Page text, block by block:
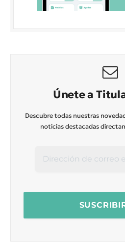
Únete a
Descubre todas nuestras
noticias destacadas